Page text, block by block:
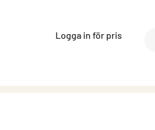
Logga in för pris